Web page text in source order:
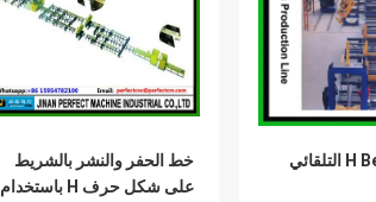
خط الحفر والنشر بالشريط
على شكل حرف H باستخدام